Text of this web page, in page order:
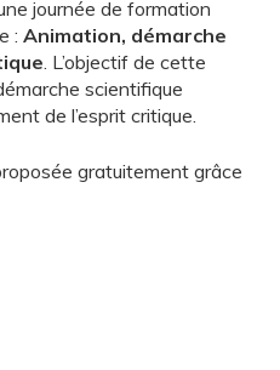
journée de formation
: Animation, démarche
. L’objectif de cette
scientifique
de l’esprit critique.
gratuitement grâce